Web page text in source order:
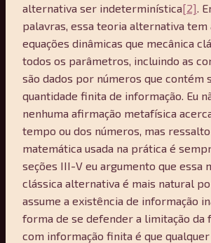
alternativa ser indeterminística[2] .
palavras, essa teoria alternativa tem
equações dinâmicas que mecânica
todos os parâmetros, incluindo as
são dados por números que contém
quantidade finita de informação. Eu
nenhuma afirmação metafísica
tempo ou dos números, mas ressalto
matemática usada na prática é
seções III-V eu argumento que essa
clássica alternativa é mais natural
assume a existência de informação
forma de se defender a limitação da
com informação finita é que